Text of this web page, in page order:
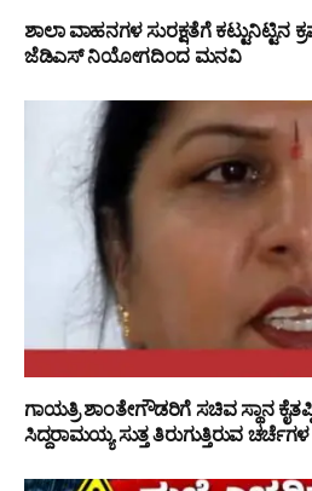
ಶಾಲಾ ವಾಹನಗಳ ಸುರಕ್ಷತೆಗೆ ಕಟ್ಟುನಿಟ್ಟಿನ
ಜೆಡಿಎಸ್ ನಿಯೋಗದಿಂದ ಮನವಿ
ಗಾಯತ್ರಿ ಶಾಂತೇಗೌಡರಿಗೆ ಸಚಿವ ಸ್ಥಾನ
ಸಿದ್ದರಾಮಯ್ಯ ಸುತ್ತ ತಿರುಗುತ್ತಿರುವ